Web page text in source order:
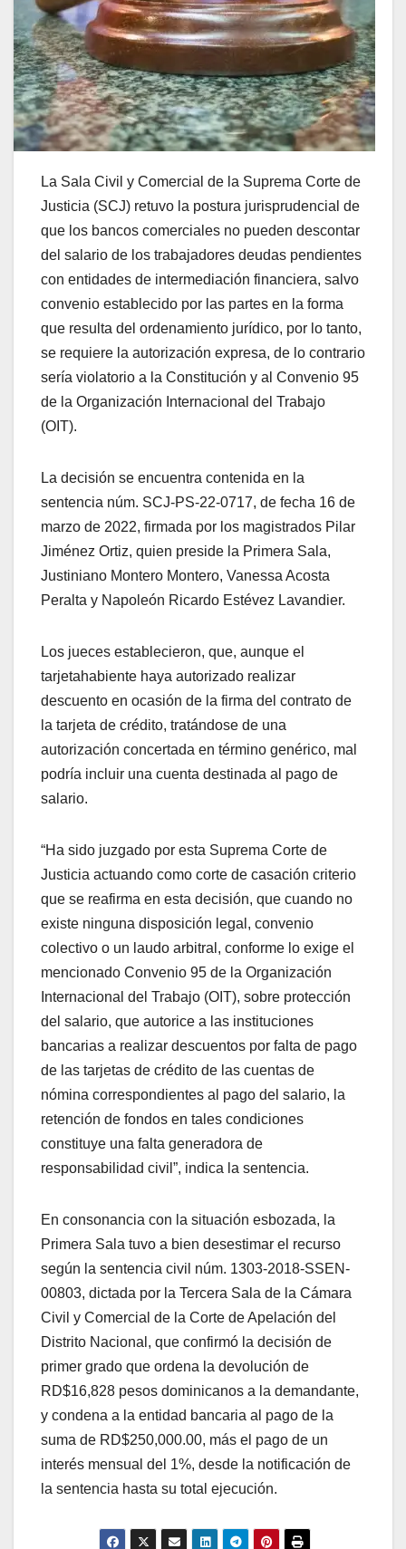
La Sala Civil y Comercial de la Suprema Corte de
Justicia (SCJ) retuvo la postura jurisprudencial de
que los bancos comerciales no pueden descontar
del salario de los trabajadores deudas pendientes
con entidades de intermediación financiera, salvo
convenio establecido por las partes en la forma
que resulta del ordenamiento jurídico, por lo tanto,
se requiere la autorización expresa, de lo contrario
sería violatorio a la Constitución y al Convenio 95
de la Organización Internacional del Trabajo
(OIT).
La decisión se encuentra contenida en la
sentencia núm. SCJ-PS-22-0717, de fecha 16 de
marzo de 2022, firmada por los magistrados Pilar
Jiménez Ortiz, quien preside la Primera Sala,
Justiniano Montero Montero, Vanessa Acosta
Peralta y Napoleón Ricardo Estévez Lavandier.
Los jueces establecieron, que, aunque el
tarjetahabiente haya autorizado realizar
descuento en ocasión de la firma del contrato de
la tarjeta de crédito, tratándose de una
autorización concertada en término genérico, mal
podría incluir una cuenta destinada al pago de
salario.
“Ha sido juzgado por esta Suprema Corte de
Justicia actuando como corte de casación criterio
que se reafirma en esta decisión, que cuando no
existe ninguna disposición legal, convenio
colectivo o un laudo arbitral, conforme lo exige el
mencionado Convenio 95 de la Organización
Internacional del Trabajo (OIT), sobre protección
del salario, que autorice a las instituciones
bancarias a realizar descuentos por falta de pago
de las tarjetas de crédito de las cuentas de
nómina correspondientes al pago del salario, la
retención de fondos en tales condiciones
constituye una falta generadora de
responsabilidad civil”, indica la sentencia.
En consonancia con la situación esbozada, la
Primera Sala tuvo a bien desestimar el recurso
según la sentencia civil núm. 1303-2018-SSEN-
00803, dictada por la Tercera Sala de la Cámara
Civil y Comercial de la Corte de Apelación del
Distrito Nacional, que confirmó la decisión de
primer grado que ordena la devolución de
RD$16,828 pesos dominicanos a la demandante,
y condena a la entidad bancaria al pago de la
suma de RD$250,000.00, más el pago de un
interés mensual del 1%, desde la notificación de
la sentencia hasta su total ejecución.